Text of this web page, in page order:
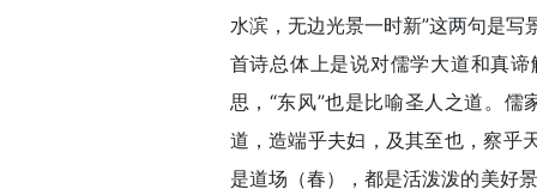
水滨，无边光景一时新”这两句是写
首诗总体上是说对儒学大道和真
思，“东风”也是比喻圣人之道。
道，造端乎夫妇，及其至也，察乎
是道场（春），都是活泼泼的美好